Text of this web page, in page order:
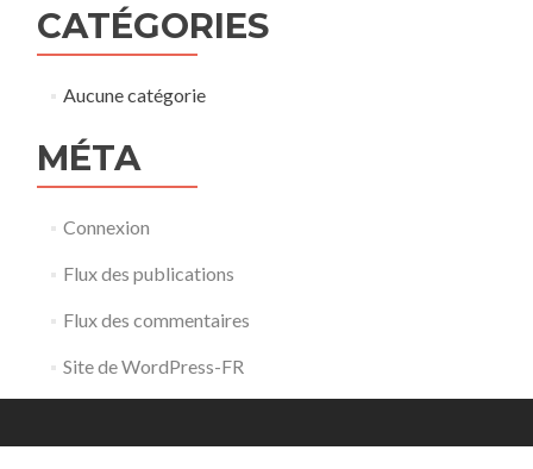
CATÉGORIES
Aucune catégorie
MÉTA
Connexion
Flux des publications
Flux des commentaires
Site de WordPress-FR